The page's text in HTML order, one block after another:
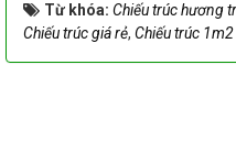
Từ khóa: Chiếu trúc hương
Chiếu trúc giá rẻ, Chiếu trúc 1m2